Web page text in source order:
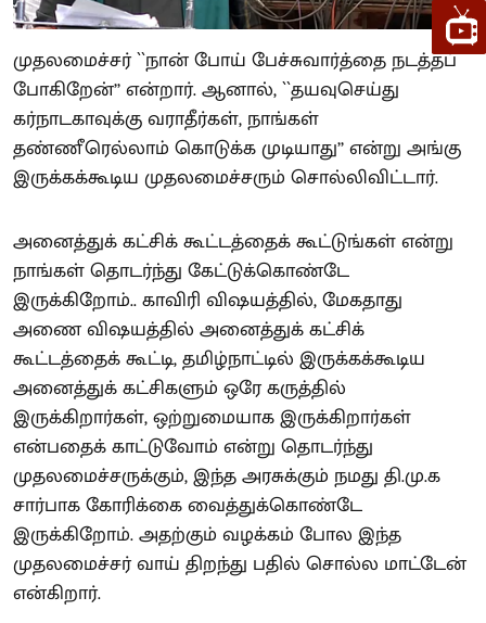
முதலமைச்சர் ``நான் போய் பேச்சுவார்த்தை நடத்தப்
போகிறேன்’’ என்றார். ஆனால், ``தயவுசெய்து
கர்நாடகாவுக்கு வராதீர்கள், நாங்கள்
தண்ணீரெல்லாம் கொடுக்க முடியாது’’ என்று அங்கு
இருக்கக்கூடிய முதலமைச்சரும் சொல்லிவிட்டார்.
அனைத்துக் கட்சிக் கூட்டத்தைக் கூட்டுங்கள் என்று
நாங்கள் தொடர்ந்து கேட்டுக்கொண்டே
இருக்கிறோம்.. காவிரி விஷயத்தில், மேகதாது
அணை விஷயத்தில் அனைத்துக் கட்சிக்
கூட்டத்தைக் கூட்டி, தமிழ்நாட்டில் இருக்கக்கூடிய
அனைத்துக் கட்சிகளும் ஒரே கருத்தில்
இருக்கிறார்கள், ஒற்றுமையாக இருக்கிறார்கள்
என்பதைக் காட்டுவோம் என்று தொடர்ந்து
முதலமைச்சருக்கும், இந்த அரசுக்கும் நமது தி.மு.க
சார்பாக கோரிக்கை வைத்துக்கொண்டே
இருக்கிறோம். அதற்கும் வழக்கம் போல இந்த
முதலமைச்சர் வாய் திறந்து பதில் சொல்ல மாட்டேன்
என்கிறார்.